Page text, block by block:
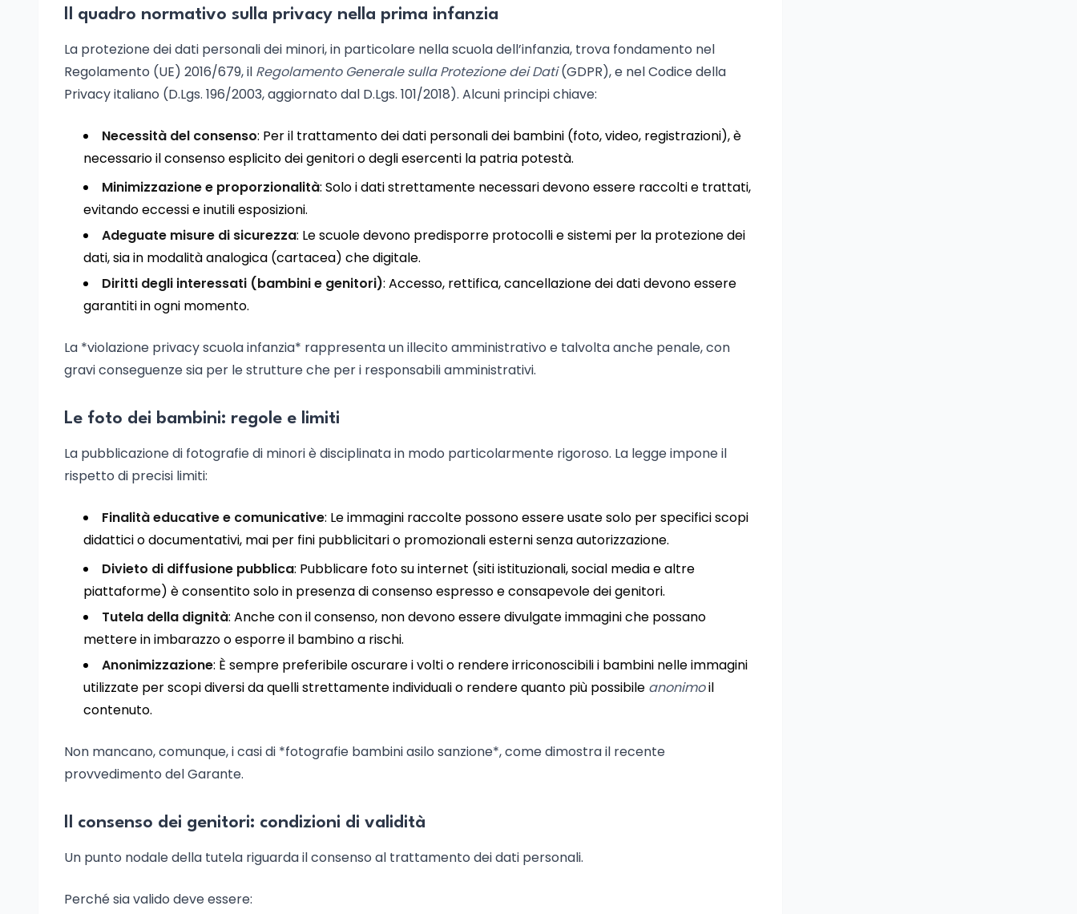
Il quadro normativo sulla privacy nella prima infanzia
La protezione dei dati personali dei minori, in particolare nella scuola dell’infanzia, trova fondamento nel
Regolamento (UE) 2016/679, il Regolamento Generale sulla Protezione dei Dati(GDPR), e nel Codice della
Privacy italiano (D.Lgs. 196/2003, aggiornato dal D.Lgs. 101/2018). Alcuni principi chiave:
Necessità del consenso: Per il trattamento dei dati personali dei bambini (foto, video, registrazioni), è
necessario il consenso esplicito dei genitori o degli esercenti la patria potestà.
Minimizzazione e proporzionalità: Solo i dati strettamente necessari devono essere raccolti e trattati,
evitando eccessi e inutili esposizioni.
Adeguate misure di sicurezza: Le scuole devono predisporre protocolli e sistemi per la protezione dei
dati, sia in modalità analogica (cartacea) che digitale.
Diritti degli interessati (bambini e genitori): Accesso, rettifica, cancellazione dei dati devono essere
garantiti in ogni momento.
La *violazione privacy scuola infanzia* rappresenta un illecito amministrativo e talvolta anche penale, con
gravi conseguenze sia per le strutture che per i responsabili amministrativi.
Le foto dei bambini: regole e limiti
La pubblicazione di fotografie di minori è disciplinata in modo particolarmente rigoroso. La legge impone il
rispetto di precisi limiti:
Finalità educative e comunicative: Le immagini raccolte possono essere usate solo per specifici scopi
didattici o documentativi, mai per fini pubblicitari o promozionali esterni senza autorizzazione.
Divieto di diffusione pubblica: Pubblicare foto su internet (siti istituzionali, social media e altre
piattaforme) è consentito solo in presenza di consenso espresso e consapevole dei genitori.
Tutela della dignità: Anche con il consenso, non devono essere divulgate immagini che possano
mettere in imbarazzo o esporre il bambino a rischi.
Anonimizzazione: È sempre preferibile oscurare i volti o rendere irriconoscibili i bambini nelle immagini
utilizzate per scopi diversi da quelli strettamente individuali o rendere quanto più possibile anonimoil
contenuto.
Non mancano, comunque, i casi di *fotografie bambini asilo sanzione*, come dimostra il recente
provvedimento del Garante.
Il consenso dei genitori: condizioni di validità
Un punto nodale della tutela riguarda il consenso al trattamento dei dati personali.
Perché sia valido deve essere: